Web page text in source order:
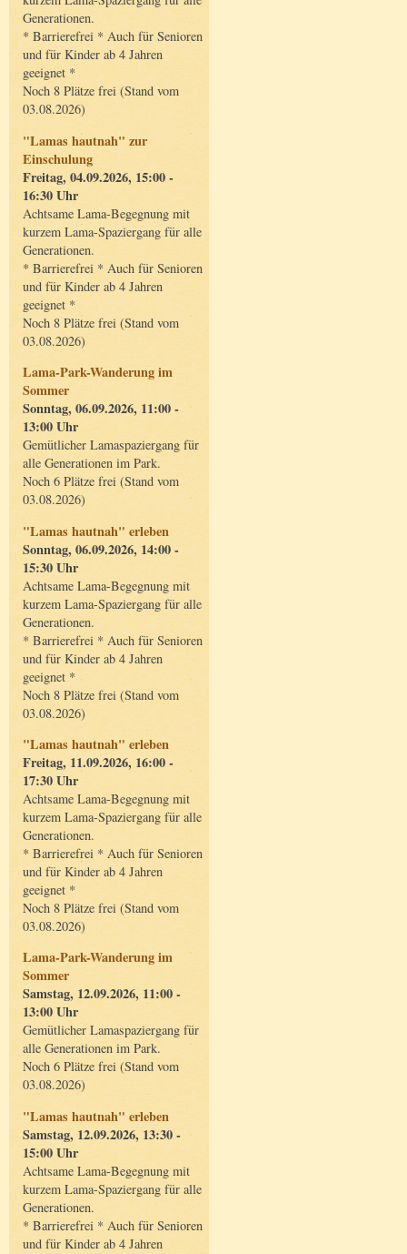
Generationen.
* Barrierefrei * Auch für Senioren
und für Kinder ab 4 Jahren
geeignet *
Noch 8 Plätze frei (Stand vom
03.08.2026)
"Lamas hautnah" zur
Einschulung
Freitag, 04.09.2026, 15:00 -
16:30 Uhr
Achtsame Lama-Begegnung mit
kurzem Lama-Spaziergang für alle
Generationen.
* Barrierefrei * Auch für Senioren
und für Kinder ab 4 Jahren
geeignet *
Noch 8 Plätze frei (Stand vom
03.08.2026)
Lama-Park-Wanderung im
Sommer
Sonntag, 06.09.2026, 11:00 -
13:00 Uhr
Gemütlicher Lamaspaziergang für
alle Generationen im Park.
Noch 6 Plätze frei (Stand vom
03.08.2026)
"Lamas hautnah" erleben
Sonntag, 06.09.2026, 14:00 -
15:30 Uhr
Achtsame Lama-Begegnung mit
kurzem Lama-Spaziergang für alle
Generationen.
* Barrierefrei * Auch für Senioren
und für Kinder ab 4 Jahren
geeignet *
Noch 8 Plätze frei (Stand vom
03.08.2026)
"Lamas hautnah" erleben
Freitag, 11.09.2026, 16:00 -
17:30 Uhr
Achtsame Lama-Begegnung mit
kurzem Lama-Spaziergang für alle
Generationen.
* Barrierefrei * Auch für Senioren
und für Kinder ab 4 Jahren
geeignet *
Noch 8 Plätze frei (Stand vom
03.08.2026)
Lama-Park-Wanderung im
Sommer
Samstag, 12.09.2026, 11:00 -
13:00 Uhr
Gemütlicher Lamaspaziergang für
alle Generationen im Park.
Noch 6 Plätze frei (Stand vom
03.08.2026)
"Lamas hautnah" erleben
Samstag, 12.09.2026, 13:30 -
15:00 Uhr
Achtsame Lama-Begegnung mit
kurzem Lama-Spaziergang für alle
Generationen.
* Barrierefrei * Auch für Senioren
und für Kinder ab 4 Jahren